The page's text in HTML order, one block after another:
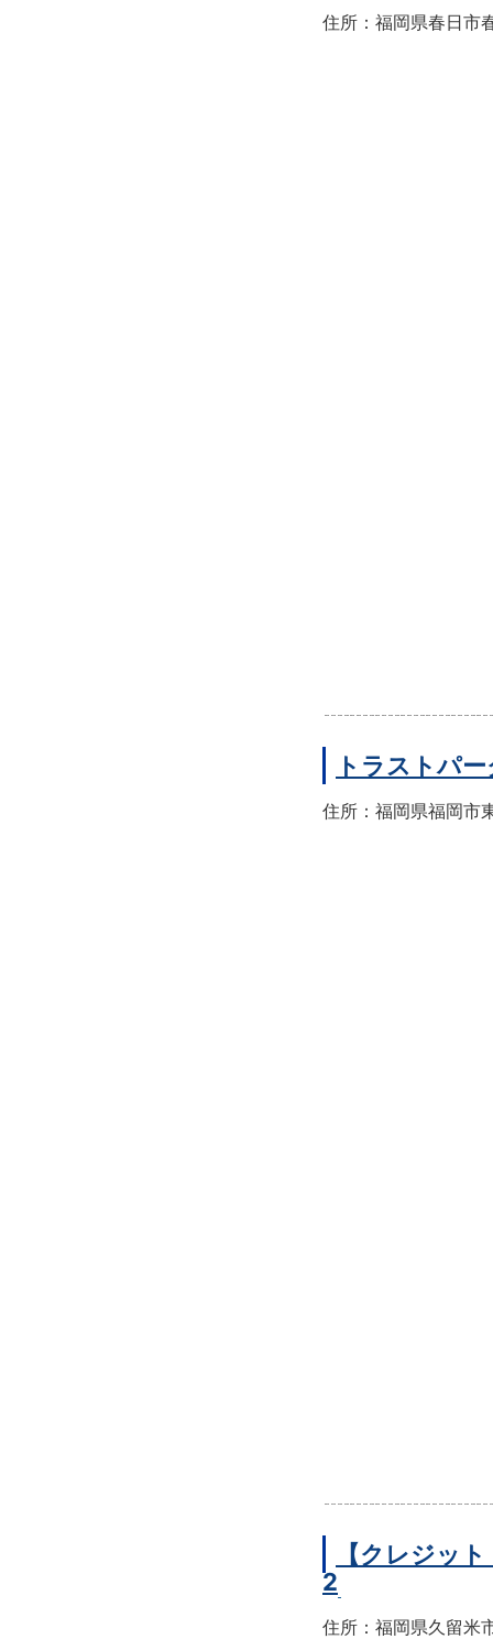
住所：福岡県春日市
トラストパ
住所：福岡県福岡市
【クレジッ
2
住所：福岡県久留米